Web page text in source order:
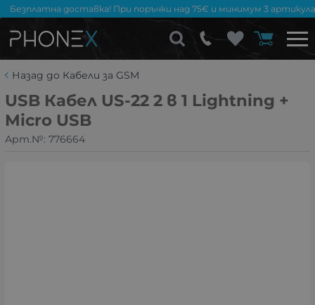
Безплатна доставка! При поръчки над 75€ и минимум 3
Назад до Кабели за GSM
USB Кабел US-22 2 в 1 Lightning +
Micro USB
Арт.№: 776664